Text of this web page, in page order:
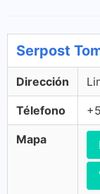
Serpost
Dirección
Télefono
Mapa